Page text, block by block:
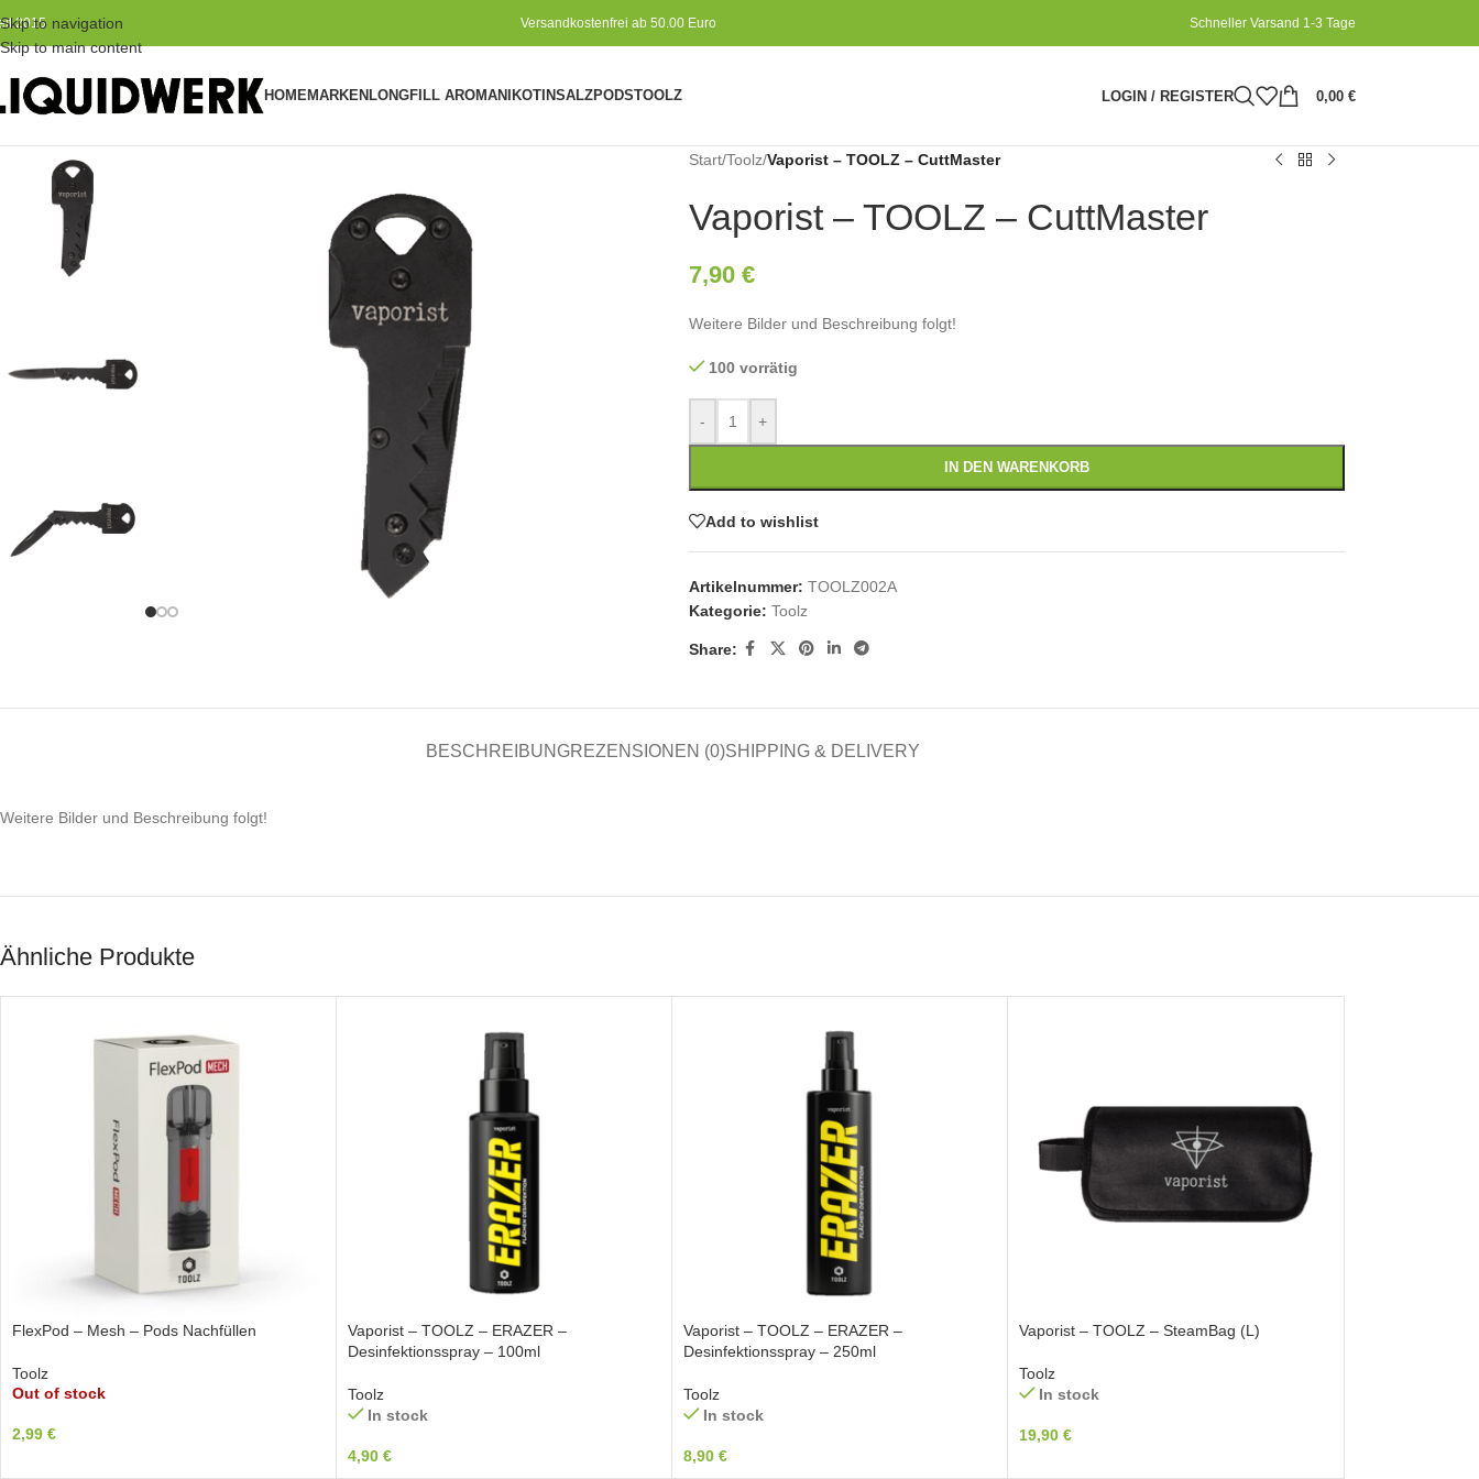
Skip to navigation
Skip to main content
2015 Versandkostenfrei ab 50.00 Euro Schneller Varsand 1-3 Tage
HOMEMARKEN LONGFILL AROMANIKOTINSALZPODSTOOLZ LOGIN / REGISTER 0,00 €
Start/Toolz/Vaporist – TOOLZ – CuttMaster
Vaporist – TOOLZ – CuttMaster
7,90 €
Weitere Bilder und Beschreibung folgt!
100 vorrätig
- +
IN DEN WARENKORB
Add to wishlist
Artikelnummer: TOOLZ002A
Kategorie: Toolz
Share:
BESCHREIBUNGREZENSIONEN (0)SHIPPING & DELIVERY
Weitere Bilder und Beschreibung folgt!
Ähnliche Produkte
FlexPod – Mesh – Pods Nachfüllen
Toolz
Out of stock
2,99 €
Vaporist – TOOLZ – ERAZER –
Desinfektionsspray – 100ml
Toolz
In stock
4,90 €
Vaporist – TOOLZ – ERAZER –
Desinfektionsspray – 250ml
Toolz
In stock
8,90 €
Vaporist – TOOLZ – SteamBag (L)
Toolz
In stock
19,90 €